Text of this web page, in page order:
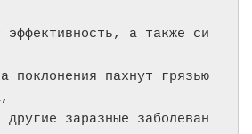
эффективность, а также си
поклонения пахнут грязью
заразные заболеван